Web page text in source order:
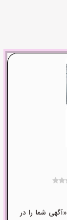
شما را در